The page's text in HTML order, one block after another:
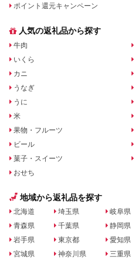
ポイント還元キャンペーン
人気の返礼品から探す
牛肉
いくら
カニ
うなぎ
うに
米
果物・フルーツ
ビール
菓子・スイーツ
おせち
地域から返礼品を探す
北海道
青森県
岩手県
宮城県
埼玉県
千葉県
東京都
神奈川県
岐阜県
静岡県
愛知県
三重県